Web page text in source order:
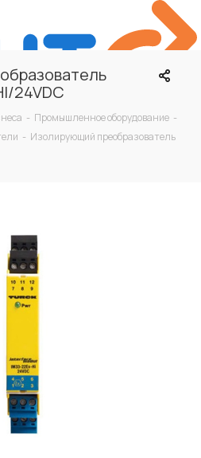
24VDC
- Промышленное оборудование -
- Изолирующий преобразователь